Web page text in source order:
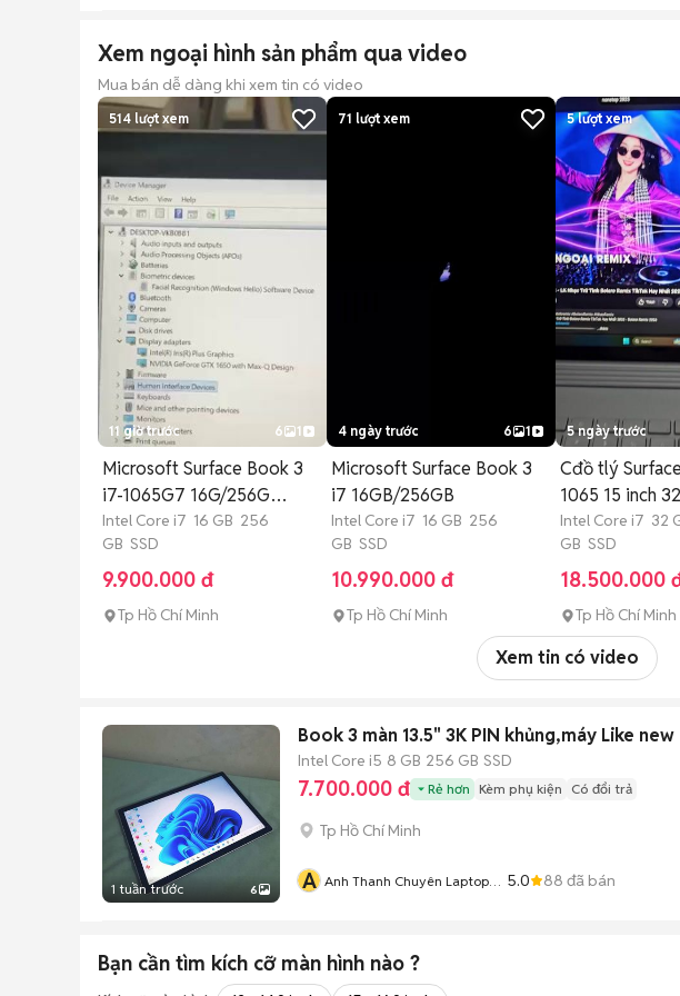
Xem ngoại hình sản phẩm qua video
Mua bán dễ dàng khi xem tin có video
514 lượt xem
11 giờ trước 6 1
Microsoft Surface Book 3
i7-1065G7 16G/256G
VGA4GB
Intel Core i7 16 GB 256
GB SSD
9.900.000 đ
Tp Hồ Chí Minh
71 lượt xem
4 ngày trước 6 1
Microsoft Surface Book 3
i7 16GB/256GB
Intel Core i7 16 GB 256
GB SSD
10.990.000 đ
Tp Hồ Chí Minh
5lượt xem
5 ngày trước
Cđồ tlý
1065 15 inch
Intel Core i7 32
GB SSD
18.500.000
Tp Hồ Chí Minh
Xem tin có video
1 tuần trước 6
Book 3 màn 13.5" 3K PIN khủng,máy Like new
Intel Core i5 8 GB 256 GB SSD
7.700.000 đ Rẻ hơn Kèm phụ kiện Có đổi trả
Tp Hồ Chí Minh
A Anh Thanh Chuyên Laptop
5.0 88 đã bán
Bạn cần tìm kích cỡ màn hình nào ?